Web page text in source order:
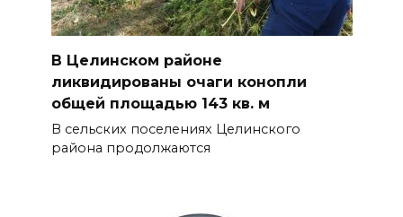
В Целинском районе
ликвидированы очаги конопли
общей площадью 143 кв. м
В сельских поселениях Целинского
района продолжаются